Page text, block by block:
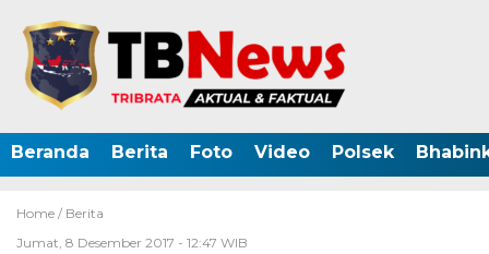
Beranda Berita Foto Video Polsek
Home / Berita
Jumat, 8 Desember 2017 - 12:47 WIB